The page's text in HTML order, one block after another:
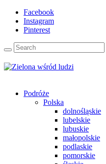
Facebook
Instagram
Pinterest
Podróże
Polska
dolnośląskie
lubelskie
lubuskie
małopolskie
podlaskie
pomorskie